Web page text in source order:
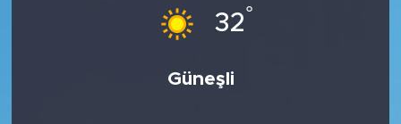
32°
Güneşli